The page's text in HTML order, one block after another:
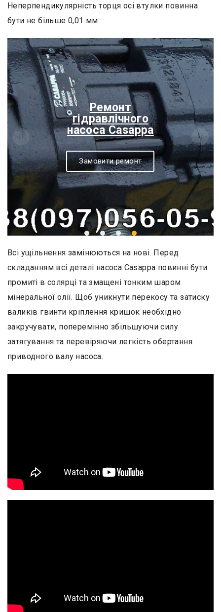
Неперпендикулярність торця осі втулки повинна
бути не більше 0,01 мм.
Ремонт гідронасоса
Casappa
Замовити ремонт
Всі ущільнення замінюються на нові. Перед
складанням всі деталі насоса Casappa повинні бути
промиті в солярці та змащені тонким шаром
мінеральної олії. Щоб уникнути перекосу та затиску
валиків гвинти кріплення кришок необхідно
закручувати, поперемінно збільшуючи силу
затягування та перевіряючи легкість обертання
приводного валу насоса.